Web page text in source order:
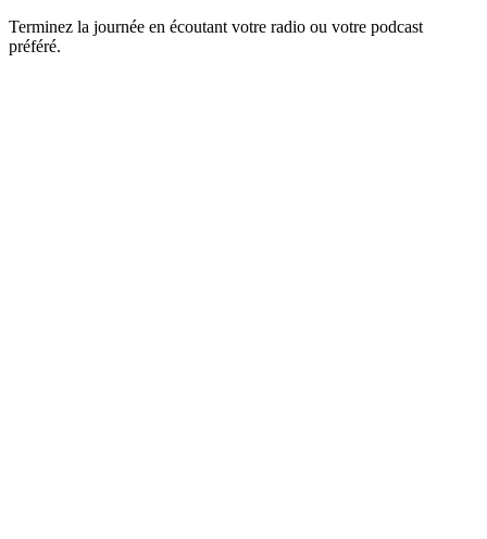
Terminez la journée en écoutant votre radio ou votre podcast
préféré.